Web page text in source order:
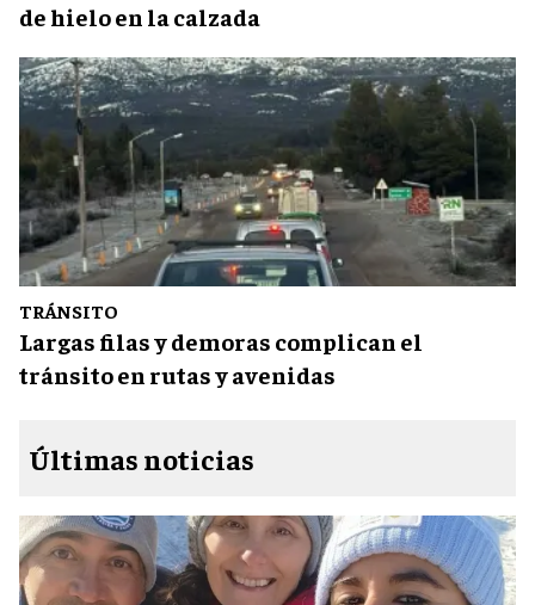
de hielo en la calzada
TRÁNSITO
Largas filas y demoras complican el
tránsito en rutas y avenidas
Últimas noticias